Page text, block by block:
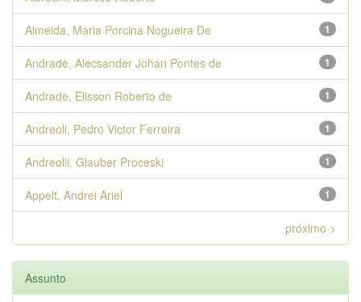
1
Almeida, Maria Porcina Nogueira De
1
Andrade, Alecsander Johan Pontes de
1
Andrade, Elisson Roberto de
1
Andreoli, Pedro Victor Ferreira
1
Andreolli, Glauber Proceski
1
Appelt, Andrei Ariel
próximo >
Assunto